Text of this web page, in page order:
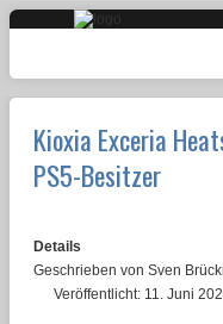
Kioxia Exceria
PS5-Besitzer
Details
Geschrieben von Sven
Veröffentlicht: 11. Juni